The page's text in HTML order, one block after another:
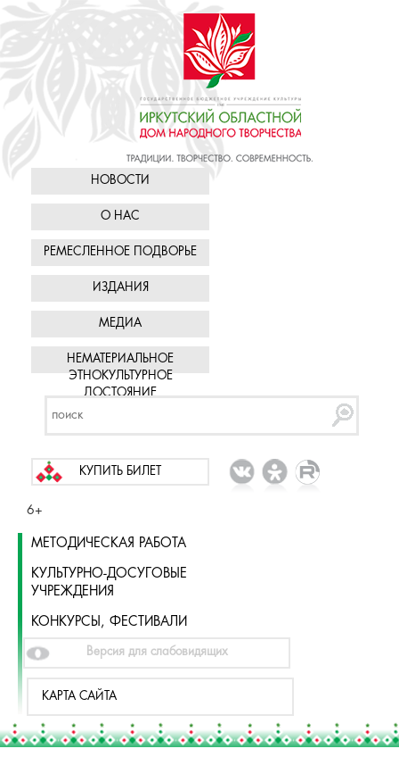
НОВОСТИ
О НАС
РЕМЕСЛЕННОЕ ПОДВОРЬЕ
ИЗДАНИЯ
МЕДИА
НЕМАТЕРИАЛЬНОЕ
ЭТНОКУЛЬТУРНОЕ
ДОСТОЯНИЕ
КУПИТЬ БИЛЕТ
6+
МЕТОДИЧЕСКАЯ РАБОТА
КУЛЬТУРНО-ДОСУГОВЫЕ
УЧРЕЖДЕНИЯ
КОНКУРСЫ, ФЕСТИВАЛИ
Версия для слабовидящих
КАРТА САЙТА